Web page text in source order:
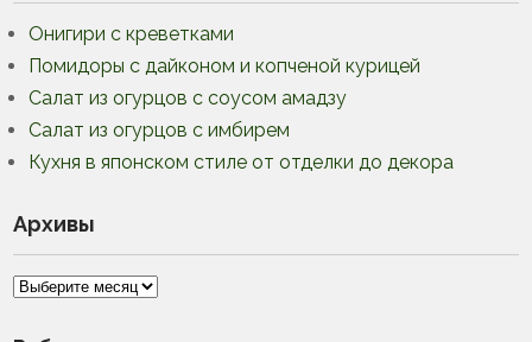
Онигири с креветками
Помидоры с дайконом и копченой курицей
Салат из огурцов с соусом амадзу
Салат из огурцов с имбирем
Кухня в японском стиле от отделки до декора
Архивы
Архивы